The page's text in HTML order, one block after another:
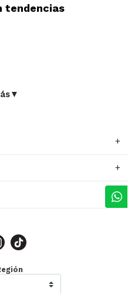
tendencias
▼